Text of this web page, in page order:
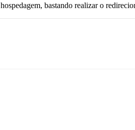
bastando realizar o